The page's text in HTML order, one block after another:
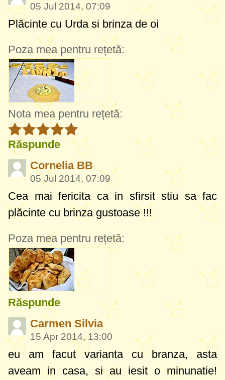
05 Jul 2014, 07:09
Plăcinte cu Urda si brinza de oi
Poza mea pentru rețetă:
Nota mea pentru rețetă:
Răspunde
Cornelia BB
05 Jul 2014, 07:09
Cea mai fericita ca in sfirsit stiu sa fac
plăcinte cu brinza gustoase !!!
Poza mea pentru rețetă:
Răspunde
Carmen Silvia
15 Apr 2014, 13:00
eu am facut varianta cu branza, asta
aveam in casa, si au iesit o minunatie!